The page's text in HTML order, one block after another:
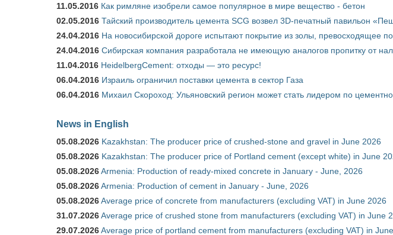
11.05.2016 Как римляне изобрели самое популярное в мире вещество - бетон
02.05.2016 Тайский производитель цемента SCG возвел 3D-печатный павильон
24.04.2016 На новосибирской дороге испытают покрытие из золы, превосходящее
24.04.2016 Сибирская компания разработала не имеющую аналогов пропитку от
11.04.2016 HeidelbergCement: отходы — это ресурс!
06.04.2016 Израиль ограничил поставки цемента в сектор Газа
06.04.2016 Михаил Скороход: Ульяновский регион может стать лидером по
News in English
05.08.2026 Kazakhstan: The producer price of crushed-stone and gravel in June 2026
05.08.2026 Kazakhstan: The producer price of Portland cement (except white) in June
05.08.2026Armenia: Production of ready-mixed concrete in January - June, 2026
05.08.2026Armenia: Production of cement in January - June, 2026
05.08.2026Average price of concrete from manufacturers (excluding VAT) in June 2026
31.07.2026Average price of crushed stone from manufacturers (excluding VAT) in June
29.07.2026Average price of portland cement from manufacturers (excluding VAT) in